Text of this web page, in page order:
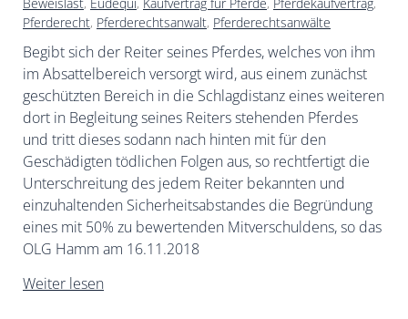
Pferderecht, Pferderechtsanwalt, Pferderechtsanwälte
Begibt sich der Reiter seines Pferdes, welches von ihm
im Absattelbereich versorgt wird, aus einem zunächst
geschützten Bereich in die Schlagdistanz eines weiteren
dort in Begleitung seines Reiters stehenden Pferdes
und tritt dieses sodann nach hinten mit für den
Geschädigten tödlichen Folgen aus, so rechtfertigt die
Unterschreitung des jedem Reiter bekannten und
einzuhaltenden Sicherheitsabstandes die Begründung
eines mit 50% zu bewertenden Mitverschuldens, so das
OLG Hamm am 16.11.2018
Weiter lesen